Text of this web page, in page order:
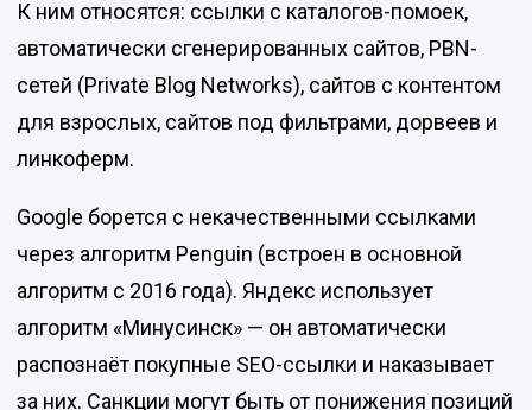
К ним относятся: ссылки с каталогов-помоек,
автоматически сгенерированных сайтов, PBN-
сетей (Private Blog Networks), сайтов с контентом
для взрослых, сайтов под фильтрами, дорвеев и
линкоферм.
Google борется с некачественными ссылками
через алгоритм Penguin (встроен в основной
алгоритм с 2016 года). Яндекс использует
алгоритм «Минусинск» — он автоматически
распознаёт покупные SEO-ссылки и наказывает
за них. Санкции могут быть от понижения позиций